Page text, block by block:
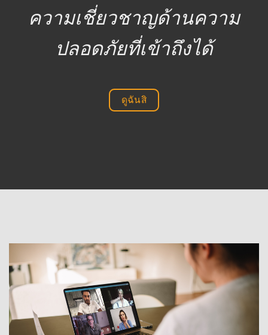
ความเชี่ยวชาญด้านความ
ปลอดภัยที่เข้าถึงได้
ดูฉันสิ